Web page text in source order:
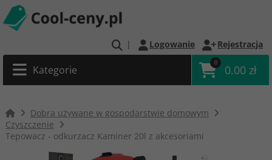
| Logowanie Rejestracja
Kategorie
0
0.00 zł
Dobra używane w gospodarstwie domowym
Czyszczenie
Tepowacz - odkurzacz Kaminer 20l z akcesoriami